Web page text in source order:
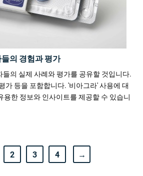
의 경험과 평가
들의 실제 사례와 평가를 공유할 것입니다.
가 등을 포함합니다. '비아그라' 사용에 대
용한 정보와 인사이트를 제공할 수 있습니
2 3 4 →